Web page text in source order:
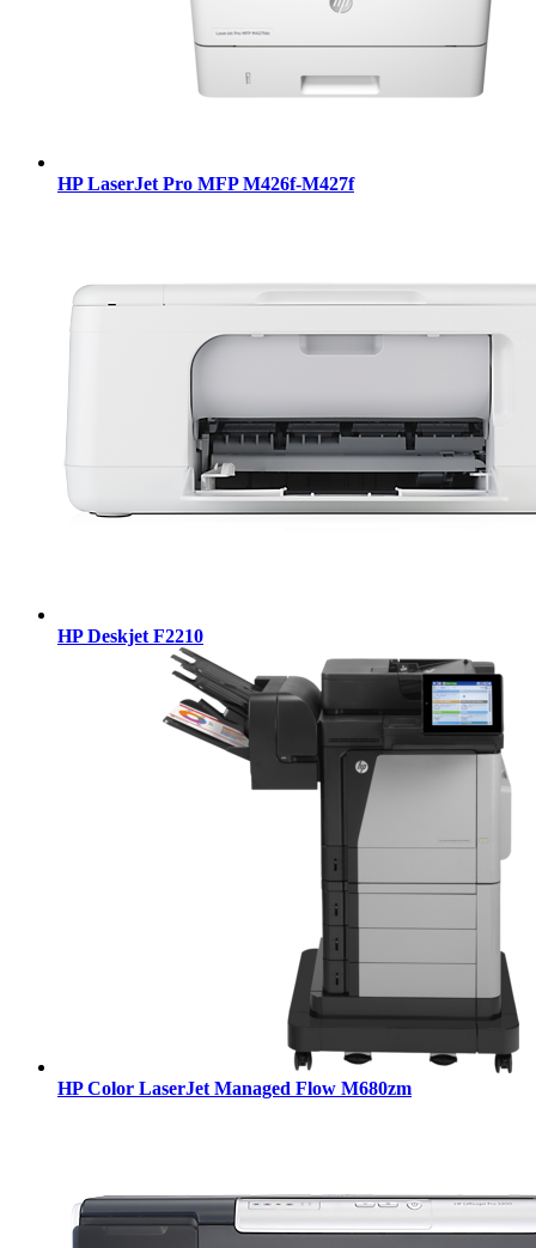
HP LaserJet Pro MFP M426f-M427f
HP Deskjet F2210
HP Color LaserJet Managed Flow M680zm